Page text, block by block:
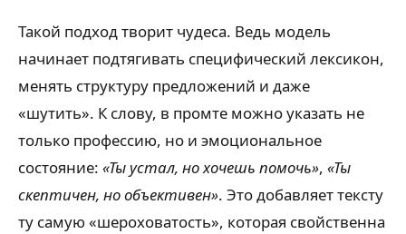
Такой подход творит чудеса. Ведь модель
начинает подтягивать специфический лексикон,
менять структуру предложений и даже
«шутить». К слову, в промте можно указать не
только профессию, но и эмоциональное
состояние: «Ты устал, но хочешь помочь», «Ты
скептичен, но объективен». Это добавляет тексту
ту самую «шероховатость», которая свойственна